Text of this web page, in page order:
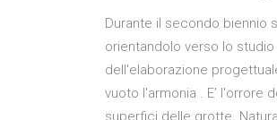
Durante il secondo biennio
orientandolo verso lo
dell'elaborazione
vuoto l'armonia . E’ l'orrore
superfici delle grotte.